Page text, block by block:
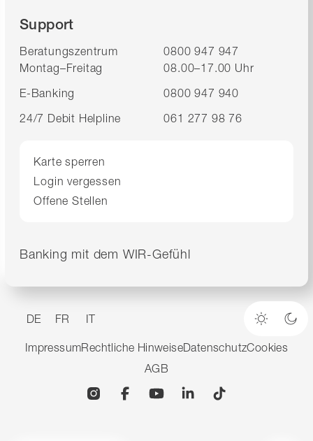
Support
Beratungszentrum
0800 947 947
Montag–Freitag
08.00–17.00 Uhr
E-Banking
0800 947 940
24/7 Debit Helpline
061 277 98 76
Karte sperren
Login vergessen
Offene Stellen
Banking mit dem WIR-Gefühl
DE FR IT
Heller
ImpressumRechtliche HinweiseDatenschutzCookies
AGB
InstagramFacebookYouTubeLinkedin